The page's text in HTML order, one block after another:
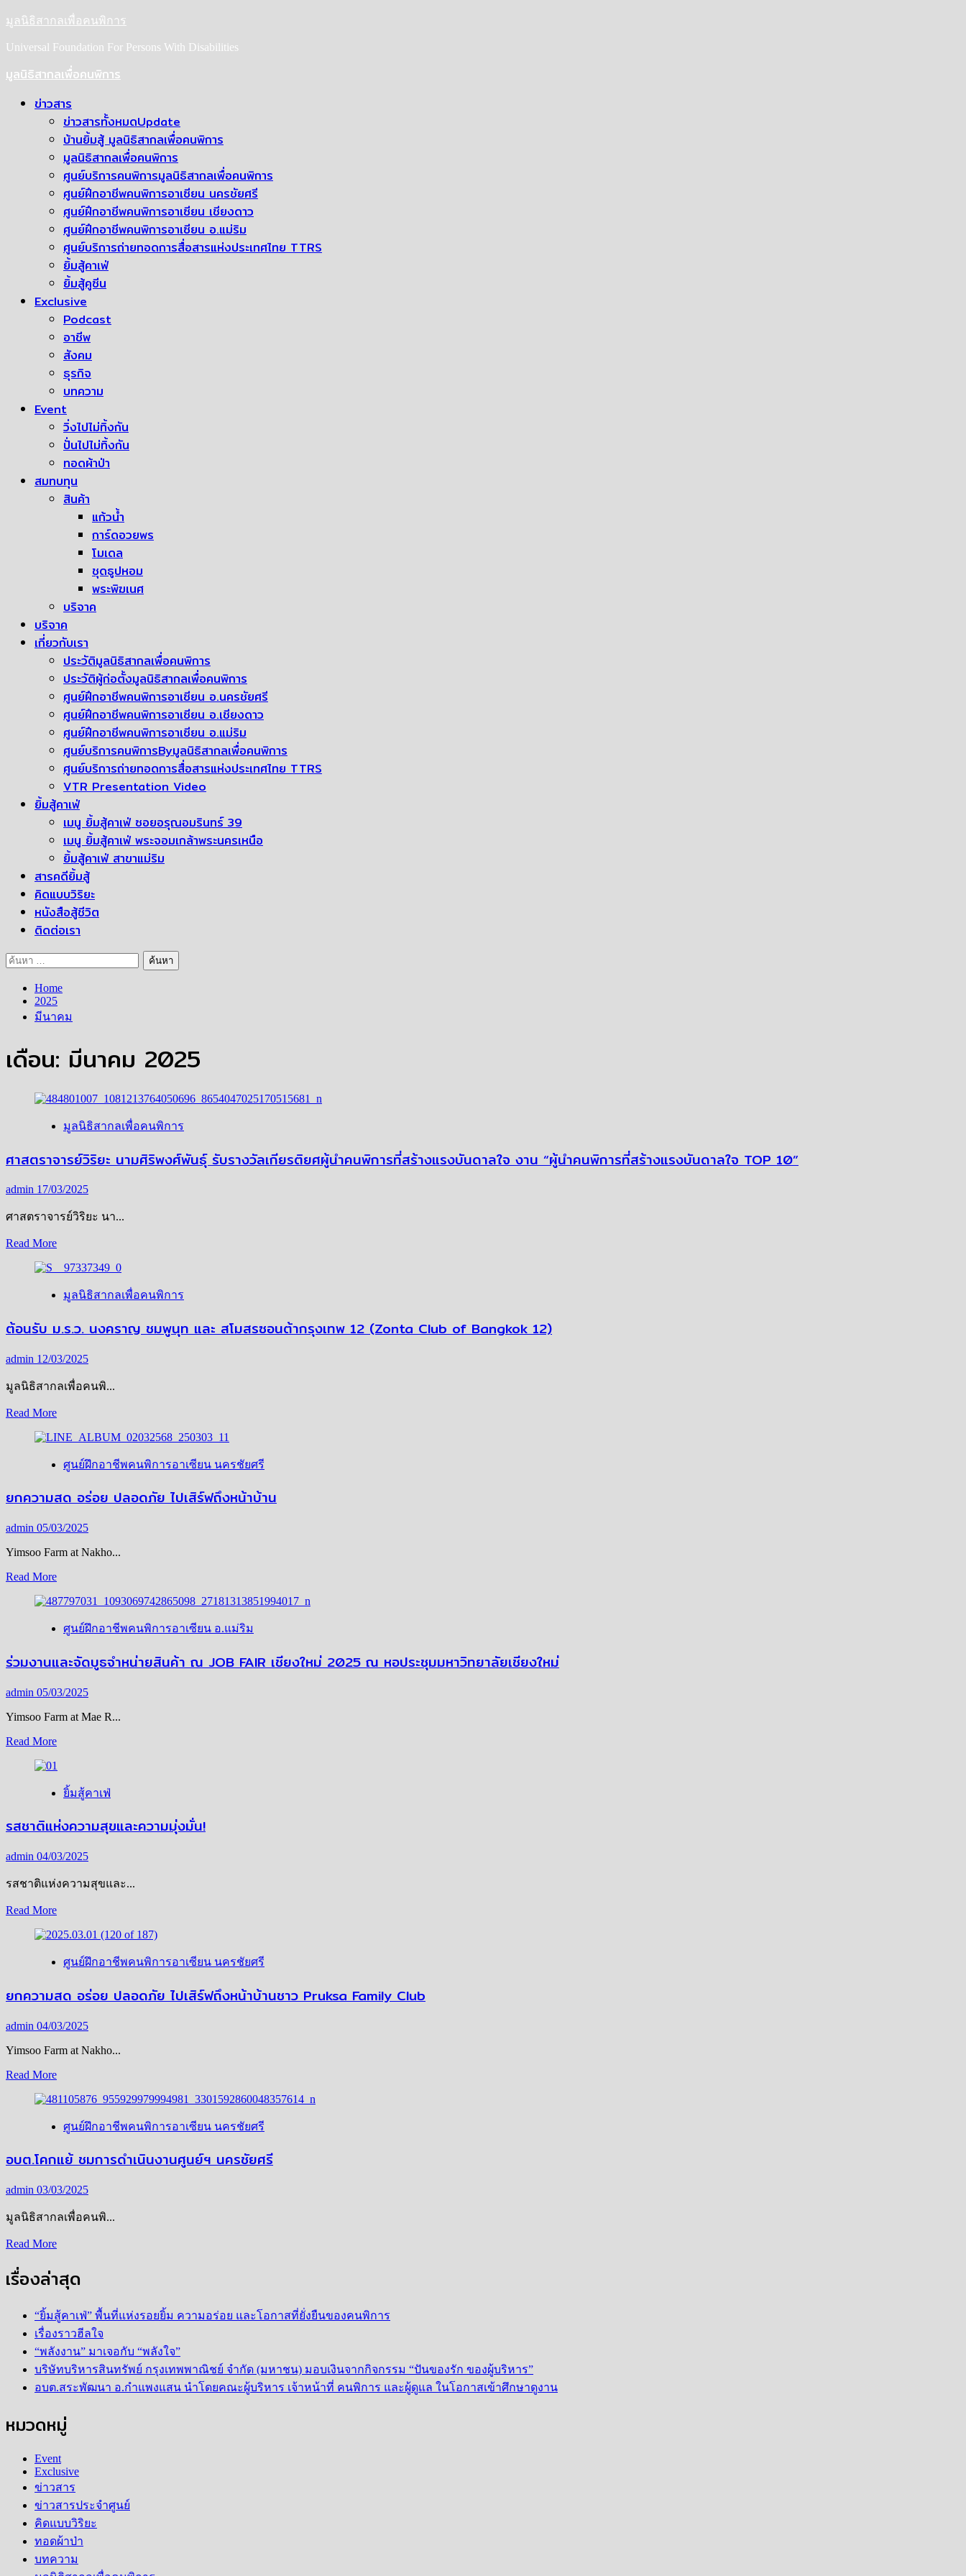
Skip
to
content
มูลนิธิสากลเพื่อคนพิการ
Universal Foundation For Persons With Disabilities
Primary
มูลนิธิสากลเพื่อคนพิการ
ข่าวสาร
ข่าวสารทั้งหมดUpdate
บ้านยิ้มสู้ มูลนิธิสากลเพื่อคนพิการ
มูลนิธิสากลเพื่อคนพิการ
ศูนย์บริการคนพิการมูลนิธิสากลเพื่อคนพิการ
ศูนย์ฝึกอาชีพคนพิการอาเซียน นครชัยศรี
ศูนย์ฝึกอาชีพคนพิการอาเซียน เชียงดาว
ศูนย์ฝึกอาชีพคนพิการอาเซียน อ.แม่ริม
ศูนย์บริการถ่ายทอดการสื่อสารแห่งประเทศไทย TTRS
ยิ้มสู้คาเฟ่
ยิ้มสู้คูซีน
Exclusive
Podcast
อาชีพ
สังคม
ธุรกิจ
บทความ
Event
วิ่งไปไม่ทิ้งกัน
ปั่นไปไม่ทิ้งกัน
ทอดผ้าป่า
สมทบทุน
สินค้า
แก้วน้ำ
การ์ดอวยพร
โมเดล
ชุดธูปหอม
พระพิฆเนศ
บริจาค
บริจาค
เกี่ยวกับเรา
ประวัติมูลนิธิสากลเพื่อคนพิการ
ประวัติผู้ก่อตั้งมูลนิธิสากลเพื่อคนพิการ
ศูนย์ฝึกอาชีพคนพิการอาเซียน อ.นครชัยศรี
ศูนย์ฝึกอาชีพคนพิการอาเซียน อ.เชียงดาว
ศูนย์ฝึกอาชีพคนพิการอาเซียน อ.แม่ริม
ศูนย์บริการคนพิการByมูลนิธิสากลเพื่อคนพิการ
ศูนย์บริการถ่ายทอดการสื่อสารแห่งประเทศไทย TTRS
VTR Presentation Video
ยิ้มสู้คาเฟ่
เมนู ยิ้มสู้คาเฟ่ ซอยอรุณอมรินทร์ 39
เมนู ยิ้มสู้คาเฟ่ พระจอมเกล้าพระนครเหนือ
ยิ้มสู้คาเฟ่ สาขาแม่ริม
สารคดียิ้มสู้
คิดแบบวิริยะ
หนังสือสู้ชีวิต
ติดต่อเรา
ค้นหา
Home
2025
มีนาคม
เดือน: มีนาคม 2025
มูลนิธิสากลเพื่อคนพิการ
ศาสตราจารย์วิริยะ นามศิริพงศ์พันธุ์ รับรางวัลเกียรติยศผู้นำคนพิการที่สร้างแรงบันดาลใจ งาน “ผู้นำคนพิการที่สร้างแรงบันดาลใจ TOP 10”
admin 17/03/2025
ศาสตราจารย์วิริยะ นา...
Read MoreRead
about
วิริยะ
ศิริ
พงศ์
รับ
รางวัล
ผู้นำ
คน
ที่
แรง
บันดาล
“ผู้นำ
คน
ที่
แรง
บันดาล
TOP
มูลนิธิสากลเพื่อคนพิการ
ต้อนรับ ม.ร.ว. นงคราญ ชมพูนุท และ สโมสรซอนต้ากรุงเทพ 12 (Zonta Club of Bangkok 12)
admin 12/03/2025
มูลนิธิสากลเพื่อคนพิ...
Read MoreRead
about
ม.ร.ว.
นงคราญ
ชมพูนุท
และ
ต้า
กรุงเทพ
(Zonta
Club
Bangkok
ศูนย์ฝึกอาชีพคนพิการอาเซียน นครชัยศรี
ยกความสด อร่อย ปลอดภัย ไปเสิร์ฟถึงหน้าบ้าน
admin 05/03/2025
Yimsoo Farm at Nakho...
Read MoreRead
about
ความ
อร่อย
ปลอดภัย
ถึง
ศูนย์ฝึกอาชีพคนพิการอาเซียน อ.แม่ริม
ร่วมงานและจัดบูธจำหน่ายสินค้า ณ JOB FAIR เชียงใหม่ 2025 ณ หอประชุมมหาวิทยาลัยเชียงใหม่
admin 05/03/2025
Yimsoo Farm at Mae R...
Read MoreRead
about
ร่วม
งาน
และ
จัด
บูธ
สินค้า
ณ
FAIR
2025
หอ
เชียงใหม่
ยิ้มสู้คาเฟ่
รสชาติแห่งความสุขและความมุ่งมั่น!
admin 04/03/2025
รสชาติแห่งความสุขและ...
Read MoreRead
about
แห่ง
สุข
และ
มั่น!
ศูนย์ฝึกอาชีพคนพิการอาเซียน นครชัยศรี
ยกความสด อร่อย ปลอดภัย ไปเสิร์ฟถึงหน้าบ้านชาว Pruksa Family Club
admin 04/03/2025
Yimsoo Farm at Nakho...
Read MoreRead
about
ความ
สด
อร่อย
ปลอดภัย
เสิร์ฟ
ถึง
บ้าน
Pruksa
Family
Club
ศูนย์ฝึกอาชีพคนพิการอาเซียน นครชัยศรี
อบต.โคกแย้ ชมการดำเนินงานศูนย์ฯ นครชัยศรี
admin 03/03/2025
มูลนิธิสากลเพื่อคนพิ...
Read MoreRead
อบต.โคก
ชม
การ
ดำเนิน
งาน
ศูนย์ฯ
เรื่องล่าสุด
“ยิ้มสู้คาเฟ่” พื้นที่แห่งรอยยิ้ม ความอร่อย และโอกาสที่ยั่งยืนของคนพิการ
เรื่องราวฮีลใจ
“พลังงาน” มาเจอกับ “พลังใจ”
บริษัทบริหารสินทรัพย์ กรุงเทพพาณิชย์ จำกัด (มหาชน) มอบเงินจากกิจกรรม “ปันของรัก ของผู้บริหาร”
อบต.สระพัฒนา อ.กำแพงแสน นำโดยคณะผู้บริหาร เจ้าหน้าที่ คนพิการ และผู้ดูแล ในโอกาสเข้าศึกษาดูงาน
หมวดหมู่
Event
Exclusive
ข่าวสาร
ข่าวสารประจำศูนย์
คิดแบบวิริยะ
ทอดผ้าป่า
บทความ